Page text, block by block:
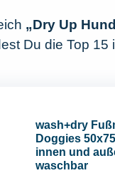
„Dry Up
Du die Top 15
wash+dry
Doggies
innen und
waschbar